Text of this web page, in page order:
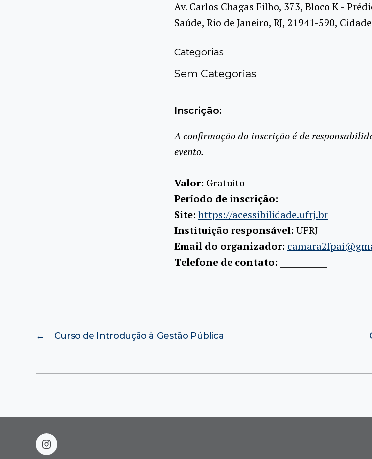
Av. Carlos Chagas Filho, 373, Bloco K -
Saúde, Rio de Janeiro, RJ, 21941-590,
Categorias
Sem Categorias
Inscrição:
A confirmação da inscrição é de
evento.
Valor: Gratuito
Período de inscrição:
Site: https://acessibilidade.ufrj.br
Instituição responsável: UFRJ
Email do organizador:
Telefone de contato:
← Curso de Introdução à Gestão Pública
instagram